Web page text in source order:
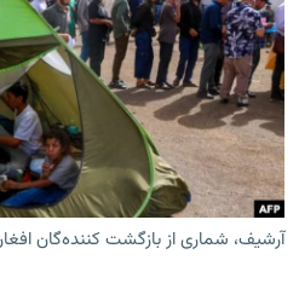
آرشیف، شماری از بازگشت کننده‌گان